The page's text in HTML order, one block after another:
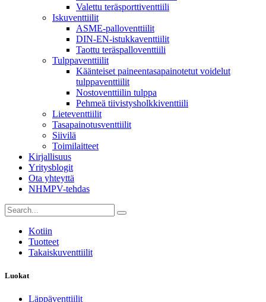
Valettu teräsporttiventtiili
Iskuventtiilit
ASME-palloventtiilit
DIN-EN-istukkaventtiilit
Taottu teräspalloventtiili
Tulppaventtiilit
Käänteiset paineentasapainotetut voidelut
tulppaventtiilit
Nostoventtiilin tulppa
Pehmeä tiivistysholkkiventtiili
Lieteventtiilit
Tasapainotusventtiilit
Siivilä
Toimilaitteet
Kirjallisuus
Yritysblogit
Ota yhteyttä
NHMPV-tehdas
Kotiin
Tuotteet
Takaiskuventtiilit
Luokat
Läppäventtiilit